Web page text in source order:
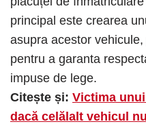
principal este crearea
asupra acestor
pentru a garanta
impuse de lege.
Citește și: Victima
dacă celălalt vehicul